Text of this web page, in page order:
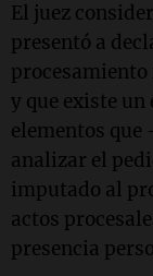
El juez
presentó a
y que existe un
elementos
analizar el
imputado al
actos
presencia